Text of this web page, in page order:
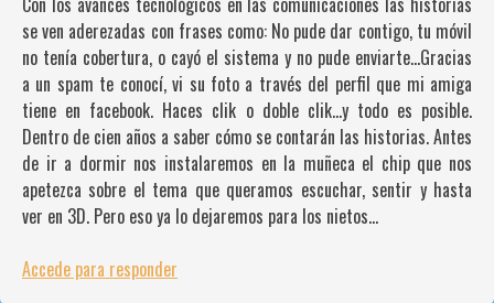
se ven aderezadas con frases como: No pude dar contigo, tu móvil
no tenía cobertura, o cayó el sistema y no pude enviarte…Gracias
a un spam te conocí, vi su foto a través del perfil que mi amiga
tiene en facebook. Haces clik o doble clik…y todo es posible.
Dentro de cien años a saber cómo se contarán las historias. Antes
de ir a dormir nos instalaremos en la muñeca el chip que nos
apetezca sobre el tema que queramos escuchar, sentir y hasta
ver en 3D. Pero eso ya lo dejaremos para los nietos…
Accede para responder